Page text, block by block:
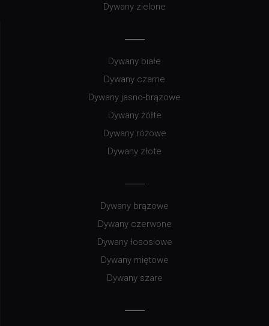
Dywany zielone
Dywany białe
Dywany czarne
Dywany jasno-brązowe
Dywany żółte
Dywany różowe
Dywany złote
Dywany brązowe
Dywany czerwone
Dywany łososiowe
Dywany miętowe
Dywany szare